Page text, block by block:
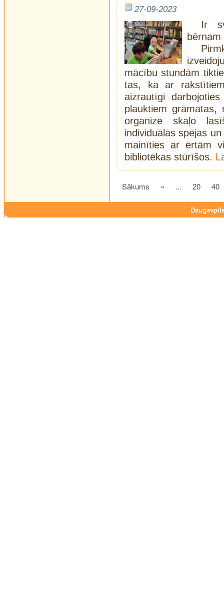
27-09-2023
Ir
mācību stundām
tas, ka ar
aizrautīgi
plauktiem grāmatas,
organizē skaļo
individuālās spējas
mainīties ar ērtām
bibliotēkas stūrīšos.
Sākums « ... 20 40